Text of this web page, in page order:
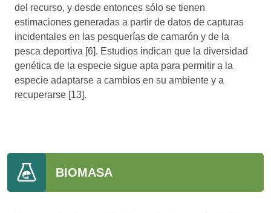
del recurso, y desde entonces sólo se tienen
estimaciones generadas a partir de datos de capturas
incidentales en las pesquerías de camarón y de la
pesca deportiva [6]. Estudios indican que la diversidad
genética de la especie sigue apta para permitir a la
especie adaptarse a cambios en su ambiente y a
recuperarse [13].
BIOMASA